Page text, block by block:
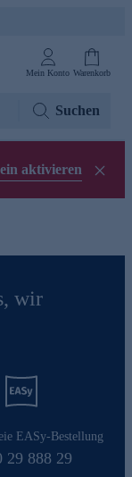
Mein Konto Warenkorb
Suchen
aktivieren
wir
EASy-Bestellung
29 888 29